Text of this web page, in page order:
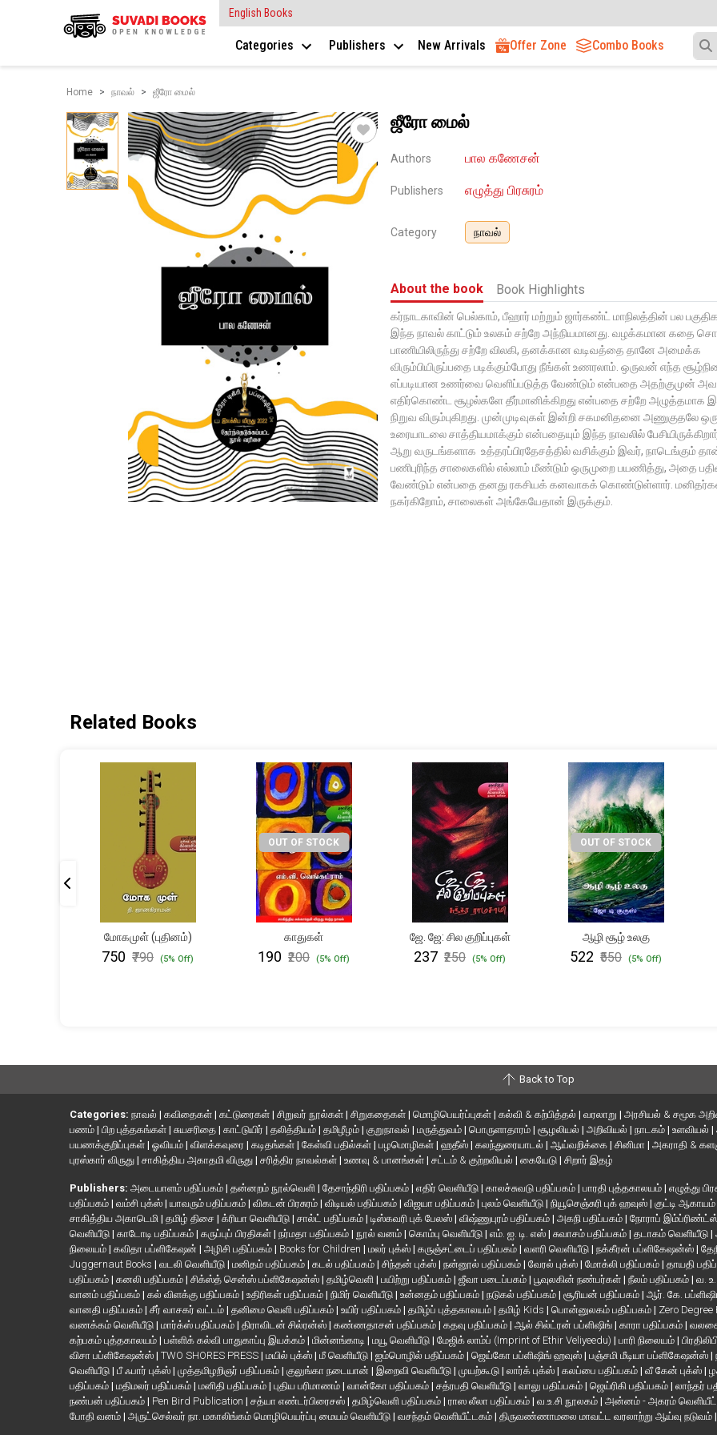
English Books
Categories Publishers New Arrivals Offer Zone Combo Books
Home நாவல் ஜீரோ மைல்
ஜீரோ மைல்
Authors பால கணேசன்
Publishers எழுத்து பிரசுரம்
Category நாவல்
About the book Book Highlights
கர்நாடகாவின் பெல்காம், பீஹார் மற்றும் ஜார்கண்ட் மாநிலத்தின் பல
இந்த நாவல் காட்டும் உலகம் சற்றே அந்நியமானது. வழக்கமான கதை
பாணியிலிருந்து சற்றே விலகி, தனக்கான வடிவத்தை தானே அமைக்க
விரும்பியிருப்பதை படிக்கும்போது நீங்கள் உணரலாம். ஒருவன் எந்த
எப்படியான உணர்வை வெளிப்படுத்த வேண்டும் என்பதை அதற்குமுன்
எதிர்கொண்ட சூழல்களே தீர்மானிக்கிறது என்பதை சற்றே அழுத்தமாக
நிறுவ விரும்புகிறது. முன்முடிவுகள் இன்றி சகமனிதனை அணுகுதலே
உரையாடலை சாத்தியமாக்கும் என்பதையும் இந்த நாவலில்
ஆறு வருடங்களாக உத்தரப்பிரதேசத்தில் வசிக்கும் இவர், நாடெங்கும்
பணிபுரிந்த சாலைகளில் எல்லாம் மீண்டும் ஒருமுறை பயணித்து, அதை
வேண்டும் என்பதை தனது ரகசியக் கனவாகக் கொண்டுள்ளார்.
நகர்கிறோம், சாலைகள் அங்கேயேதான் இருக்கும்.
Related Books
மோகமுள் (புதினம்)
₹750 ₹790 (5% Off)
OUT OF STOCK
காதுகள்
₹190 ₹200 (5% Off)
ஜே. ஜே: சில குறிப்புகள்
₹237 ₹250 (5% Off)
OUT OF STOCK
ஆழி சூழ் உலகு
₹522 ₹550 (5% Off)
Back to Top
Categories: நாவல் | கவிதைகள் | கட்டுரைகள் | சிறுவர் நூல்கள் | சிறுகதைகள் | மொழிபெயர்ப்புகள் | கல்வி & கற்பித்தல் | வரலாறு | அரசியல் & சமூக
பணம் | பிற புத்தகங்கள் | சுயசரிதை | காட்டுயிர் | தலித்தியம் | தமிழீழம் | குறுநாவல் | மருத்துவம் | பொருளாதாரம் | சூழலியல் | அறிவியல் | நாடகம் | உளவியல் |
பயணக்குறிப்புகள் | ஓவியம் | விளக்கவுரை | கடிதங்கள் | கேள்வி பதில்கள் | பழமொழிகள் | ஹதீஸ் | கலந்துரையாடல் | ஆய்வறிக்கை | சினிமா | அகராதி &
புரஸ்கார் விருது | சாகித்திய அகாதமி விருது | சரித்திர நாவல்கள் | உணவு & பானங்கள் | சட்டம் & குற்றவியல் | கையேடு | சிறார் இதழ்
Publishers: அடையாளம் பதிப்பகம் | தன்னறம் நூல்வெளி | தேசாந்திரி பதிப்பகம் | எதிர் வெளியீடு | காலச்சுவடு பதிப்பகம் | பாரதி புத்தகாலயம் | எழுத்து
பதிப்பகம் | வம்சி புக்ஸ் | யாவரும் பதிப்பகம் | விகடன் பிரசுரம் | விடியல் பதிப்பகம் | விஜயா பதிப்பகம் | புலம் வெளியீடு | நியூசெஞ்சுரி புக் ஹவுஸ் | குட்டி ஆகாயம்
சாகித்திய அகாடெமி | தமிழ் திசை | க்ரியா வெளியீடு | சால்ட் பதிப்பகம் | டிஸ்கவரி புக் பேலஸ் | விஷ்ணுபுரம் பதிப்பகம் | அகநி பதிப்பகம் | நோராப்
வெளியீடு | காடோடி பதிப்பகம் | கருப்புப் பிரதிகள் | நர்மதா பதிப்பகம் | நூல் வனம் | கொம்பு வெளியீடு | எம். ஐ. டி. எஸ் | சுவாசம் பதிப்பகம் | தடாகம் வெளியீடு |
நிலையம் | கவிதா பப்ளிகேஷன் | அழிசி பதிப்பகம் | Books for Children | மலர் புக்ஸ் | கருஞ்சட்டைப் பதிப்பகம் | வளரி வெளியீடு | நக்கீரன் பப்ளிகேஷன்ஸ் |
Juggernaut Books | வடலி வெளியீடு | மனிதம் பதிப்பகம் | கடல் பதிப்பகம் | சிந்தன் புக்ஸ் | நன்னூல் பதிப்பகம் | வேரல் புக்ஸ் | மோக்லி பதிப்பகம் | தாயதி
பதிப்பகம் | கனலி பதிப்பகம் | சிக்ஸ்த் சென்ஸ் பப்ளிகேஷன்ஸ் | தமிழ்வெளி | பயிற்று பதிப்பகம் | ஜீவா படைப்பகம் | பூவுலகின் நண்பர்கள் | நீலம் பதிப்பகம் | வ.
வானம் பதிப்பகம் | கல் விளக்கு பதிப்பகம் | உதிரிகள் பதிப்பகம் | நிமிர் வெளியீடு | உன்னதம் பதிப்பகம் | நடுகல் பதிப்பகம் | சூரியன் பதிப்பகம் | ஆர். கே.
வானதி பதிப்பகம் | சீர் வாசகர் வட்டம் | தனிமை வெளி பதிப்பகம் | உயிர் பதிப்பகம் | தமிழ்ப் புத்தகாலயம் | தமிழ் Kids | பொன்னுலகம் பதிப்பகம் | Zero
வணக்கம் வெளியீடு | மார்க்ஸ் பதிப்பகம் | திராவிடன் சில்ரன்ஸ் | கண்ணதாசன் பதிப்பகம் | கதவு பதிப்பகம் | ஆல் சில்ட்ரன் பப்ளிஷிங் | காரா பதிப்பகம் |
கற்பகம் புத்தகாலயம் | பள்ளிக் கல்வி பாதுகாப்பு இயக்கம் | மின்னங்காடி | மயூ வெளியீடு | மேஜிக் லாம்ப் (Imprint of Ethir Veliyeedu) | பாரி நிலையம் |
விசா பப்ளிகேஷன்ஸ் | TWO SHORES PRESS | மயில் புக்ஸ் | மீ வெளியீடு | ஐம்பொழில் பதிப்பகம் | ஜெய்கோ பப்ளிஷிங் ஹவுஸ் | பஞ்சமி மீடியா பப்ளிகேஷன்ஸ் |
வெளியீடு | பீ ஃபார் புக்ஸ் | முத்தமிழறிஞர் பதிப்பகம் | குலுங்கா நடையான் | இறைவி வெளியீடு | முயற்கூடு | லார்க் புக்ஸ் | கலப்பை பதிப்பகம் | வீ கேன் புக்ஸ் |
பதிப்பகம் | மதிமலர் பதிப்பகம் | மனிதி பதிப்பகம் | புதிய பரிமாணம் | வான்கோ பதிப்பகம் | சத்ரபதி வெளியீடு | வாலு பதிப்பகம் | ஜெய்ரிகி பதிப்பகம் | லாந்தர்
நண்பன் பதிப்பகம் | Pen Bird Publication | சத்யா எண்டர்பிரைசஸ் | தமிழ்வெளி பதிப்பகம் | ராஸ லீலா பதிப்பகம் | வ.உ.சி நூலகம் | அன்னம் - அகரம்
போதி வனம் | அருட்செல்வர் நா. மகாலிங்கம் மொழிபெயர்ப்பு மையம் வெளியீடு | வசந்தம் வெளியீட்டகம் | திருவண்ணாமலை மாவட்ட வரலாற்று ஆய்வு நடுவம் |